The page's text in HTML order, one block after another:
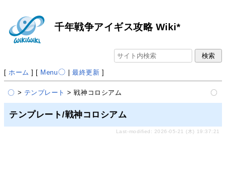
千年戦争アイギス攻略 Wiki*
[ ホーム ] [ Menu |最終更新 ]
> テンプレート > 戦神コロシアム
テンプレート/戦神コロシアム
Last-modified: 2026-05-21 (木) 19:37:21